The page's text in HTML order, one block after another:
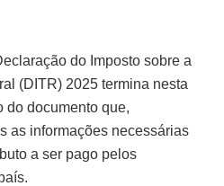
do Imposto sobre a
(DITR) 2025 termina nesta
do documento que,
as informações necessárias
a ser pago pelos